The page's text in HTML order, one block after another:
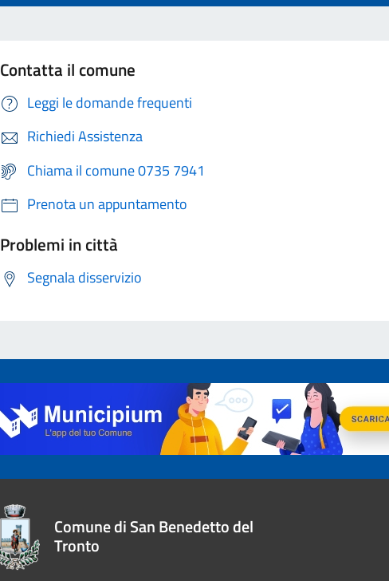
Contatta il comune
Leggi le domande frequenti
Richiedi Assistenza
Chiama il comune 0735 7941
Prenota un appuntamento
Problemi in città
Segnala disservizio
Comune di San Benedetto del
Tronto